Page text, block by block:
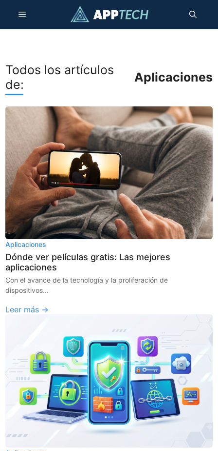
contenido
Menú
Todos los artículos
de:
Aplicaciones
Aplicaciones
Dónde ver películas gratis: Las mejores
aplicaciones
Con el avance de la tecnología y la proliferación de
dispositivos...
Leer más →